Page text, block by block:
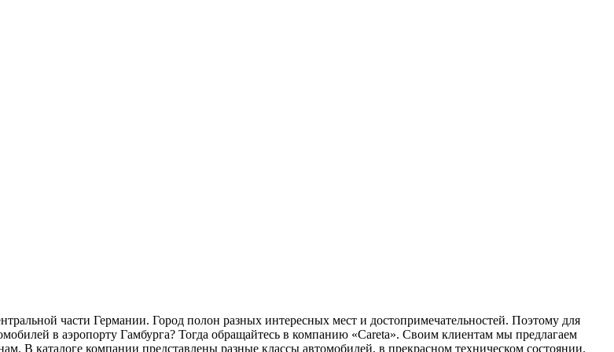
части Германии. Город полон разных интересных мест и достопримечательностей. Поэтому для
в аэропорту Гамбурга? Тогда обращайтесь в компанию «Careta». Своим клиентам мы предлагаем
В каталоге компании представлены разные классы автомобилей, в прекрасном техническом состоянии.